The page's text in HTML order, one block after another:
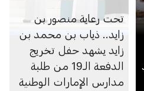
تحت رعاية منصور بن
زايد.. ذياب بن محمد بن
زايد يشهد حفل تخريج
الدفعة الـ19 من طلبة
مدارس الإمارات الوطنية